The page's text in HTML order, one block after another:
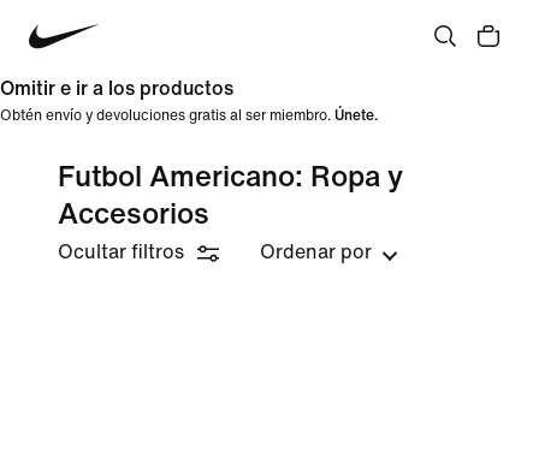
Omitir e ir a los productos
Obtén envío y devoluciones gratis al ser miembro. Únete.
Futbol Americano: Ropa y
Accesorios
Ocultar filtros Ordenar por